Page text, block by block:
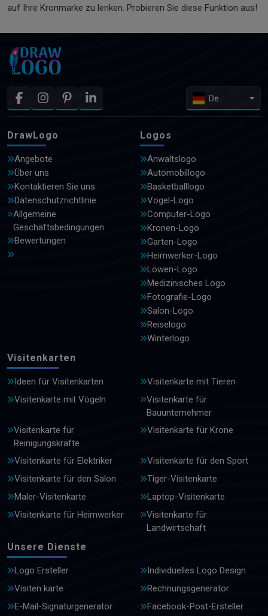
auf Ihre Kronmarke zu lenken. Probieren Sie diese Funktion aus!
De
DrawLogo
Angebote
Über uns
Kontaktieren Sie uns
Datenschutzrichtlinie
Allgemeine
Geschäftsbedingungen
Bewertungen
Logos
Anwaltslogo
Automobillogo
Basketballlogo
Vogel-Logo
Computer-Logo
Kronen-Logo
Garten-Logo
Heimwerker-Logo
Löwen-Logo
Medizinisches Logo
Fotografie-Logo
Salon-Logo
Reiselogo
Winterlogo
Visitenkarten
Ideen für Visitenkarten
Visitenkarte mit Tieren
Visitenkarte mit Vögeln
Visitenkarte für
Bauunternehmer
Visitenkarte für
Reinigungskräfte
Visitenkarte für Krone
Visitenkarte für Elektriker
Visitenkarte für den Sport
Visitenkarte für den Salon
Tiger-Visitenkarte
Maler-Visitenkarte
Laptop-Visitenkarte
Visitenkarte für Heimwerker
Visitenkarte für
Landwirtschaft
Unsere Dienste
Logo Ersteller
Individuelles Logo Design
Visiten karte
Rechnungsgenerator
E-Mail-Signaturgenerator
Facebook-Post-Ersteller